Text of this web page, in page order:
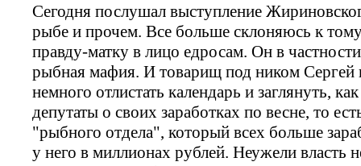
Сегодня послушал выступление
рыбе и прочем. Все больше склоняюсь к
правду-матку в лицо едросам. Он в
рыбная мафия. И товарищ под ником Сергей
немного отлистать календарь и заглянуть,
депутаты о своих заработках по весне, то
"рыбного отдела", который всех больше
у него в миллионах рублей. Неужели власть